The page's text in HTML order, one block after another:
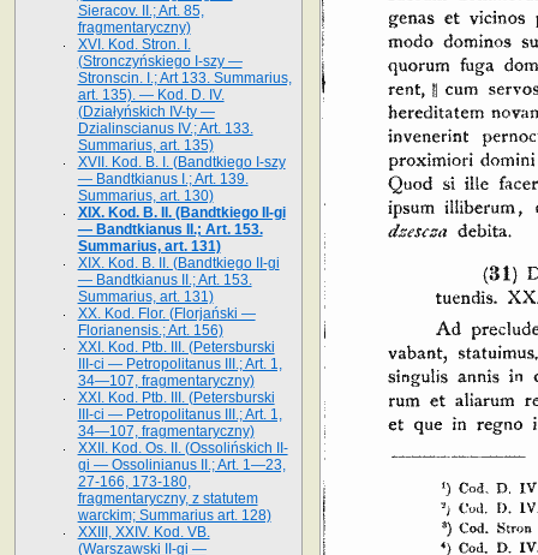
Sieracov. II.; Art. 85,
fragmentaryczny)
XVI. Kod. Stron. I.
(Stronczyńskiego I-szy —
Stronscin. I.; Art 133. Summarius,
art. 135). — Kod. D. IV.
(Działyńskich IV-ty —
Dzialinscianus IV.; Art. 133.
Summarius, art. 135)
XVII. Kod. B. I. (Bandtkiego I-szy
— Bandtkianus I.; Art. 139.
Summarius, art. 130)
XIX. Kod. B. II. (Bandtkiego II-gi
— Bandtkianus II.; Art. 153.
Summarius, art. 131)
XIX. Kod. B. II. (Bandtkiego II-gi
— Bandtkianus II.; Art. 153.
Summarius, art. 131)
XX. Kod. Flor. (Florjański —
Florianensis.; Art. 156)
XXI. Kod. Ptb. III. (Petersburski
III-ci — Petropolitanus III.; Art. 1,
34—107, fragmentaryczny)
XXI. Kod. Ptb. III. (Petersburski
III-ci — Petropolitanus III.; Art. 1,
34—107, fragmentaryczny)
XXII. Kod. Os. II. (Ossolińskich II-
gi — Ossolinianus II.; Art. 1—23,
27-166, 173-180,
fragmentaryczny, z statutem
warckim; Summarius art. 128)
XXIII, XXIV. Kod. VB.
(Warszawski II-gi —